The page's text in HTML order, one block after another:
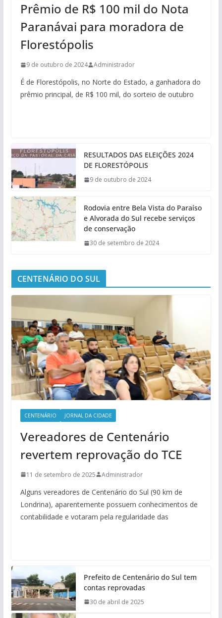
Prêmio de R$ 100 mil do Nota
Paranávai para moradora de
Florestópolis
9 de outubro de 2024 Administrador
É de Florestópolis, no Norte do Estado, a ganhadora do
prêmio principal, de R$ 100 mil, do sorteio de outubro
RESULTADOS DAS ELEIÇÕES 2024
DE FLORESTÓPOLIS
9 de outubro de 2024
Rodovia entre Bela Vista do Paraíso
e Alvorada do Sul recebe serviços
de conservação
30 de setembro de 2024
CENTENÁRIO DO SUL
CENTENÁRIO JORNAL DA CIDADE
Vereadores de Centenário
revertem reprovação do TCE
11 de setembro de 2025 Administrador
Alguns vereadores de Centenário do Sul (90 km de
Londrina), aparentemente possuem conhecimentos de
contabilidade e votaram pela regularidade das
Prefeito de Centenário do Sul tem
contas reprovadas
30 de abril de 2025